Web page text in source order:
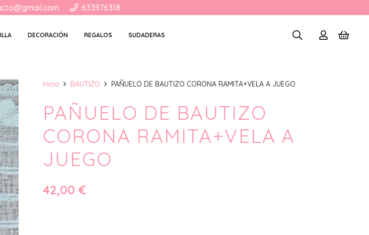
633976318
DECORACIÓN REGALOS SUDADERAS
Inicio BAUTIZO PAÑUELO DE BAUTIZO CORONA RAMITA+VELA A JUEGO
PAÑUELO DE BAUTIZO
CORONA RAMITA+VELA A
JUEGO
42,00 €